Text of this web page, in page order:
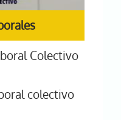
Colectivo
colectivo